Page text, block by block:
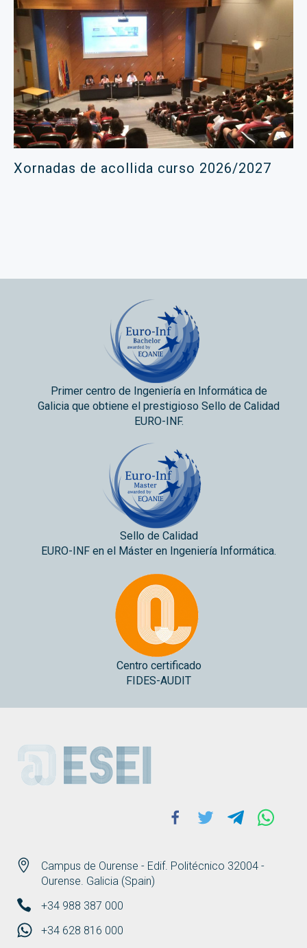
Xornadas de acollida curso 2026/2027
Primer centro de Ingeniería en Informática de
Galicia que obtiene el prestigioso Sello de Calidad
EURO-INF.
Sello de Calidad
EURO-INF en el Máster en Ingeniería Informática.
Centro certificado
FIDES-AUDIT
ESEI
Campus de Ourense - Edif. Politécnico 32004 -
Ourense. Galicia (Spain)
+34 988 387 000
+34 628 816 000
Facebook
Twitter Telegram